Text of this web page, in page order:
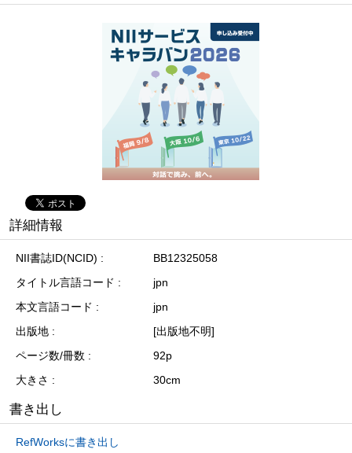
詳細情報
NII書誌ID(NCID)
BB12325058
タイトル言語コード
jpn
本文言語コード
jpn
出版地
[出版地不明]
ページ数/冊数
92p
大きさ
30cm
書き出し
RefWorksに書き出し